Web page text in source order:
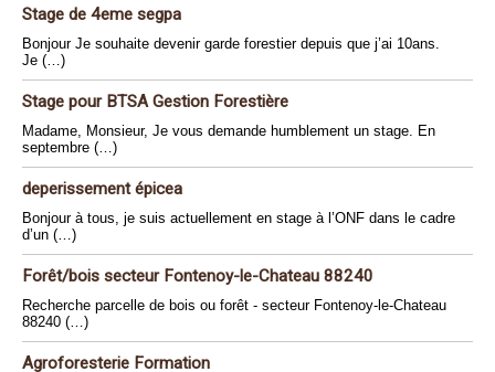
Stage de 4eme segpa
Bonjour Je souhaite devenir garde forestier depuis que j’ai 10ans.
Je (…)
Stage pour BTSA Gestion Forestière
Madame, Monsieur, Je vous demande humblement un stage. En
septembre (…)
deperissement épicea
Bonjour à tous, je suis actuellement en stage à l’ONF dans le cadre
d’un (…)
Forêt/bois secteur Fontenoy-le-Chateau 88240
Recherche parcelle de bois ou forêt - secteur Fontenoy-le-Chateau
88240 (…)
Agroforesterie Formation